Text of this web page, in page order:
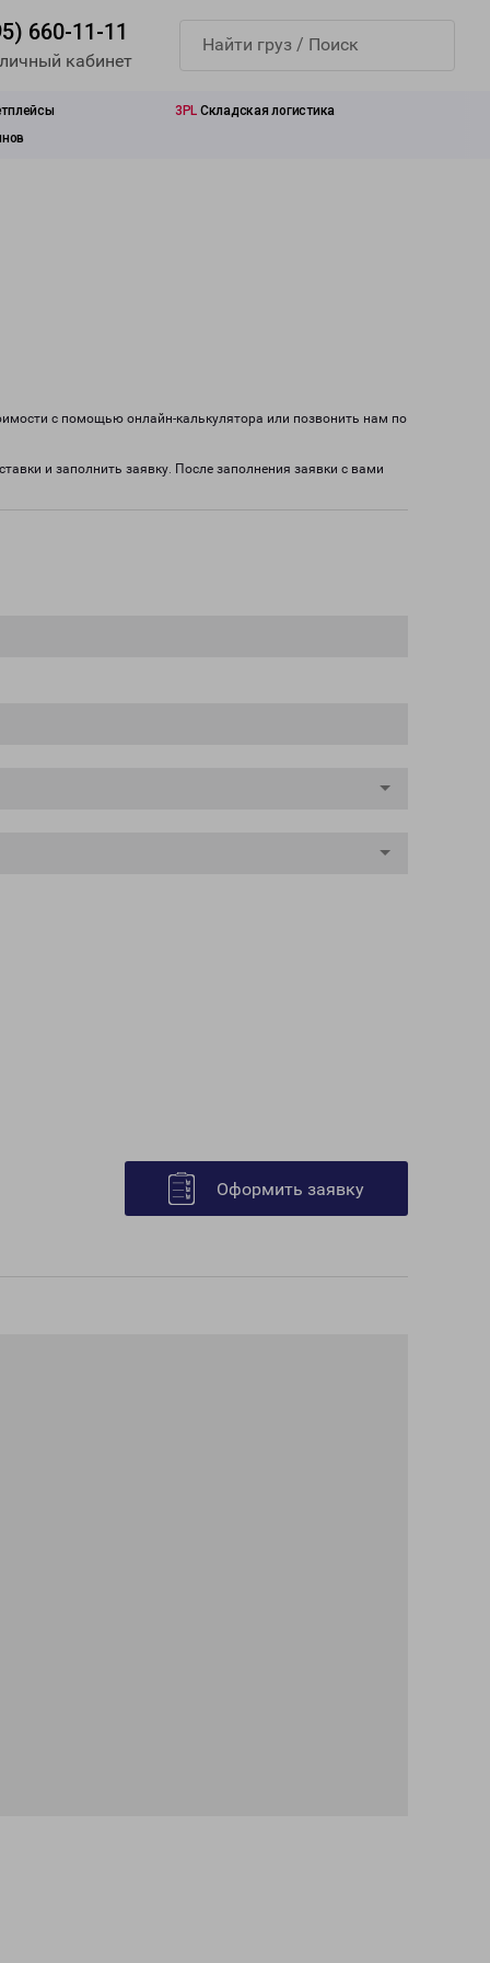
660-11-11
кабинет
3PL Складская логистика
с помощью онлайн-калькулятора или позвонить нам по
и заполнить заявку. После заполнения заявки с вами
Оформить заявку